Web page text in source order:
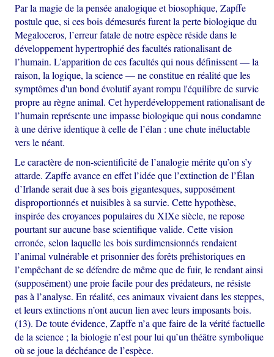
Par la magie de la pensée analogique et biosophique, Zapffe
postule que, si ces bois démesurés furent la perte biologique du
Megaloceros, l’erreur fatale de notre espèce réside dans le
développement hypertrophié des facultés rationalisant de
l’humain. L'apparition de ces facultés qui nous définissent — la
raison, la logique, la science — ne constitue en réalité que les
symptômes d'un bond évolutif ayant rompu l'équilibre de survie
propre au règne animal. Cet hyperdéveloppement rationalisant de
l’humain représente une impasse biologique qui nous condamne
à une dérive identique à celle de l’élan : une chute inéluctable
vers le néant.
Le caractère de non-scientificité de l’analogie mérite qu’on s’y
attarde. Zapffe avance en effet l’idée que l’extinction de l’Élan
d’Irlande serait due à ses bois gigantesques, supposément
disproportionnés et nuisibles à sa survie. Cette hypothèse,
inspirée des croyances populaires du XIXe siècle, ne repose
pourtant sur aucune base scientifique valide. Cette vision
erronée, selon laquelle les bois surdimensionnés rendaient
l’animal vulnérable et prisonnier des forêts préhistoriques en
l’empêchant de se défendre de même que de fuir, le rendant ainsi
(supposément) une proie facile pour des prédateurs, ne résiste
pas à l’analyse. En réalité, ces animaux vivaient dans les steppes,
et leurs extinctions n’ont aucun lien avec leurs imposants bois.
(13). De toute évidence, Zapffe n’a que faire de la vérité factuelle
de la science ; la biologie n’est pour lui qu’un théâtre symbolique
où se joue la déchéance de l’espèce.